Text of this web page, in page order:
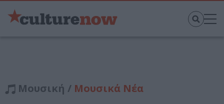
Μουσική / Μουσικά Νέα